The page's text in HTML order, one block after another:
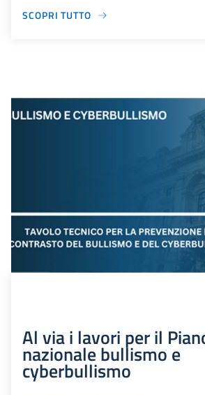
SCOPRI TUTTO
Al via i lavori per il
nazionale bullismo e
cyberbullismo